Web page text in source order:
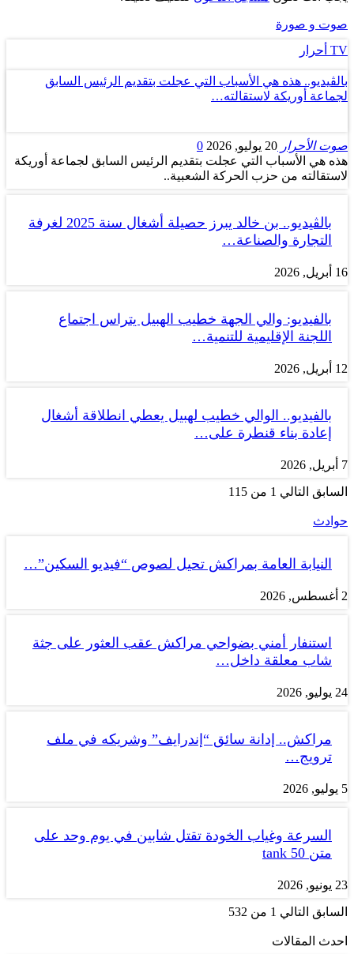
صوت و صورة
TV أحرار
بالڤيديو.. هذه هي الأسباب التي عجلت بتقديم الرئيس السابق
لجماعة أوريكة لاستقالته…
صوت الأحرار 20 يوليو, 2026
0
هذه هي الأسباب التي عجلت بتقديم الرئيس السابق لجماعة أوريكة
لاستقالته من حزب الحركة الشعبية..
بالڤيديو.. بن خالد يبرز حصيلة أشغال سنة 2025 لغرفة
التجارة والصناعة…
16 أبريل, 2026
بالفيديو: والي الجهة خطيب الهبيل يتراس اجتماع
اللجنة الإقليمية للتنمية…
12 أبريل, 2026
بالفيديو.. الوالي خطيب لهبيل يعطي انطلاقة أشغال
إعادة بناء قنطرة على…
7 أبريل, 2026
السابق التالي 1 من 115
حوادث
النيابة العامة بمراكش تحيل لصوص “فيديو السكين”…
2 أغسطس, 2026
استنفار أمني بضواحي مراكش عقب العثور على جثة
شاب معلقة داخل…
24 يوليو, 2026
مراكش.. إدانة سائق “إندرايف” وشريكه في ملف
ترويج…
5 يوليو, 2026
السرعة وغياب الخودة تقتل شابين في يوم وحد على
متن tank 50
23 يونيو, 2026
السابق التالي 1 من 532
احدث المقالات